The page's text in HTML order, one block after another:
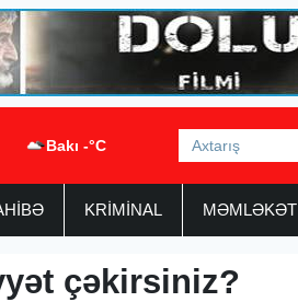
Bakı -°C
KRİMİNAL MƏMLƏKƏT
çəkirsiniz?